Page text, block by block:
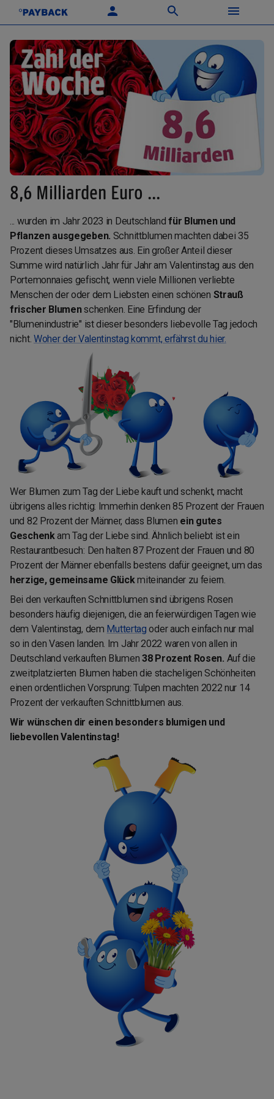
8,6 Milliarden Euro ...
... wurden im Jahr 2023 in Deutschlandfür Blumen und
Pflanzen ausgegeben. Schnittblumen machten dabei 35
Prozent dieses Umsatzes aus. Ein großer Anteil dieser
Summe wird natürlich Jahr für Jahr am Valentinstag aus den
Portemonnaies gefischt, wenn viele Millionen verliebte
Menschen der oder dem Liebsten einen schönen Strauß
frischer Blumenschenken. Eine Erfindung der
"Blumenindustrie" ist dieser besonders liebevolle Tag jedoch
nicht. Woher der Valentinstag kommt, erfährst du hier.
Wer Blumen zum Tag der Liebe kauft und schenkt, macht
übrigens alles richtig: Immerhin denken 85 Prozent der Frauen
und 82 Prozent der Männer, dass Blumen ein gutes
Geschenkam Tag der Liebe sind. Ähnlich beliebt ist ein
Restaurantbesuch: Den halten 87 Prozent der Frauen und 80
Prozent der Männer ebenfalls bestens dafür geeignet, um das
herzige, gemeinsame Glückmiteinander zu feiern.
Bei den verkauften Schnittblumen sind übrigens Rosen
besonders häufig diejenigen, die an feierwürdigen Tagen wie
dem Valentinstag, dem Muttertag oder auch einfach nur mal
so in den Vasen landen. Im Jahr 2022 waren von allen in
Deutschland verkauften Blumen 38 Prozent Rosen. Auf die
zweitplatzierten Blumen haben die stacheligen Schönheiten
einen ordentlichen Vorsprung: Tulpen machten 2022 nur 14
Prozent der verkauften Schnittblumen aus.
Wir wünschen dir einen besonders blumigen und
liebevollen Valentinstag!